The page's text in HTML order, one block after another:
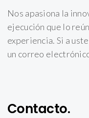
Nos apasiona la
ejecución que lo
experiencia. Si a
un correo
Contacto.